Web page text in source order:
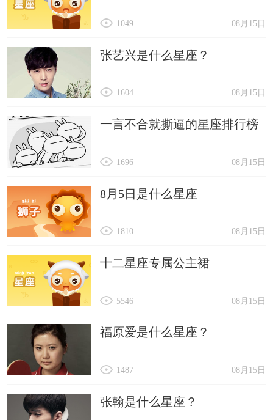
08月15日
1049
张艺兴是什么星座？
08月15日
1604
一言不合就撕逼的星座排行榜
08月15日
1696
8月5日是什么星座
08月15日
1810
十二星座专属公主裙
08月15日
5546
福原爱是什么星座？
08月15日
1487
张翰是什么星座？